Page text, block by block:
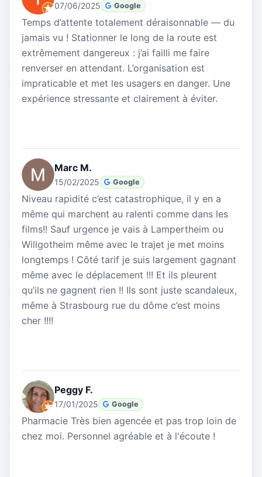
07/06/2025 Google
Temps d’attente totalement déraisonnable — du
jamais vu ! Stationner le long de la route est
extrêmement dangereux : j’ai failli me faire
renverser en attendant. L’organisation est
impraticable et met les usagers en danger. Une
expérience stressante et clairement à éviter.
Marc M.
15/02/2025 Google
Niveau rapidité c’est catastrophique, il y en a
même qui marchent au ralenti comme dans les
films!! Sauf urgence je vais à Lampertheim ou
Willgotheim même avec le trajet je met moins
longtemps ! Côté tarif je suis largement gagnant
même avec le déplacement !!! Et ils pleurent
qu’ils ne gagnent rien !! Ils sont juste scandaleux,
même à Strasbourg rue du dôme c’est moins
cher !!!!
Peggy F.
17/01/2025 Google
Pharmacie Très bien agencée et pas trop loin de
chez moi. Personnel agréable et à l'écoute !